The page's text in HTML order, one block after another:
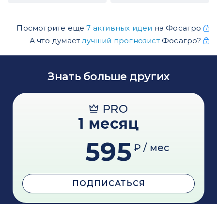
Посмотрите еще7 активных идеи на Фосагро
А что думаетлучший прогнозистФосагро?
Знать больше других
PRO
1 месяц
595 ₽ / мес
ПОДПИСАТЬСЯ